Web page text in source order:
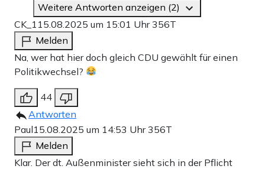
Weitere Antworten anzeigen (2)
CK_1 15.08.2025 um 15:01 Uhr356T
Melden
Na, wer hat hier doch gleich CDU gewählt für einen
Politikwechsel?
44
Antworten
Paul15.08.2025 um 14:53 Uhr356T
Melden
Klar. Der dt. Außenminister sieht sich in der Pflicht